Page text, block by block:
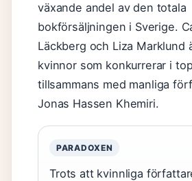
växande andel av den totala
bokförsäljningen i Sverige.
Läckberg och Liza Marklund
kvinnor som konkurrerar i
tillsammans med manliga
Jonas Hassen Khemiri.
PARADOXEN
Trots att kvinnliga